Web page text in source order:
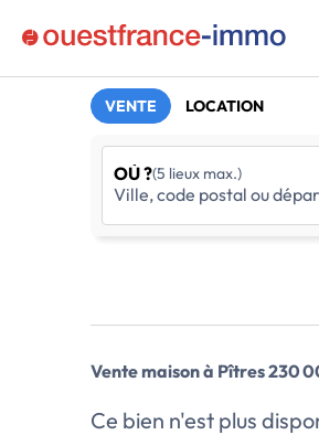
VENTE LOCATION
OÙ ?(5 lieux max.)
Vente maison à Pîtres 230
Ce bien n'est plus